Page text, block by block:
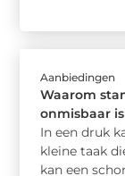
Aanbiedingen
Waarom
onmisbaar is
In een druk
kleine taak
kan een